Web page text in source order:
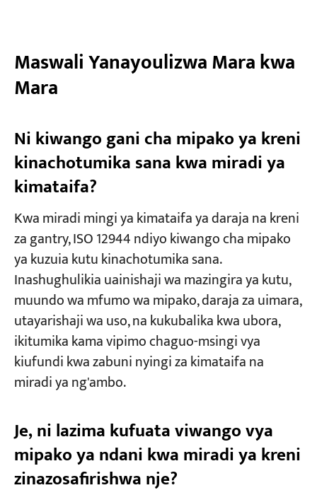
Maswali Yanayoulizwa Mara kwa
Mara
Ni kiwango gani cha mipako ya kreni
kinachotumika sana kwa miradi ya
kimataifa?
Kwa miradi mingi ya kimataifa ya daraja na kreni
za gantry, ISO 12944 ndiyo kiwango cha mipako
ya kuzuia kutu kinachotumika sana.
Inashughulikia uainishaji wa mazingira ya kutu,
muundo wa mfumo wa mipako, daraja za uimara,
utayarishaji wa uso, na kukubalika kwa ubora,
ikitumika kama vipimo chaguo-msingi vya
kiufundi kwa zabuni nyingi za kimataifa na
miradi ya ng'ambo.
Je, ni lazima kufuata viwango vya
mipako ya ndani kwa miradi ya kreni
zinazosafirishwa nje?